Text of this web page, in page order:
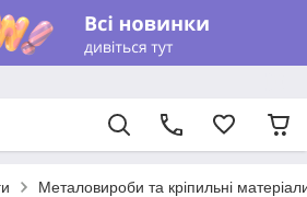
Металовироби та кріпильні